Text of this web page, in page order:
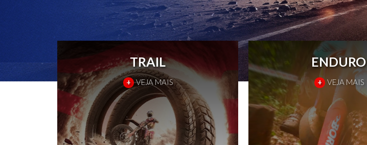
TRAIL
+ VEJA MAIS
ENDURO
+ VEJA MAIS